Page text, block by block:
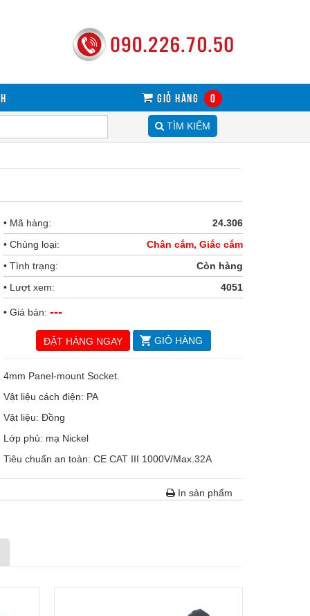
Giỏ hàng 0
TÌM KIẾM
• Mã hàng:
24.306
• Chủng loại:
Chân cắm, Giắc cắm
• Tình trạng:
Còn hàng
• Lượt xem:
4051
• Giá bán:---
ĐẶT HÀNG NGAY GIỎ HÀNG
4mm Panel-mount Socket.
Vật liệu cách điện: PA
Vật liệu: Đồng
Lớp phủ: mạ Nickel
Tiêu chuẩn an toàn: CE CAT III 1000V/Max.32A
In sản phẩm